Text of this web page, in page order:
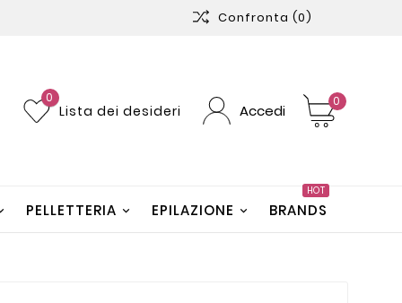
Confronta (0)
0
Lista dei desideri Accedi
0
PELLETTERIA EPILAZIONE BRANDS
HOT